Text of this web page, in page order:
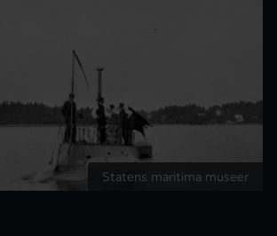
Statens maritima museer